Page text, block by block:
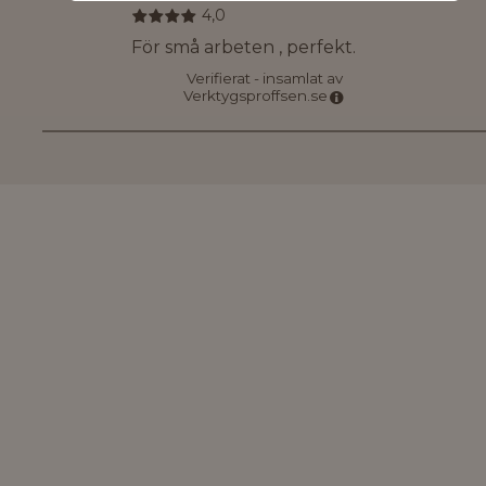
4,0
För små arbeten , perfekt.
Verifierat - insamlat av
Verktygsproffsen.se